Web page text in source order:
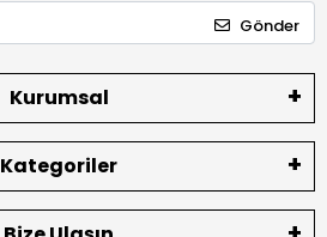
Gönder
Kurumsal
Kategoriler